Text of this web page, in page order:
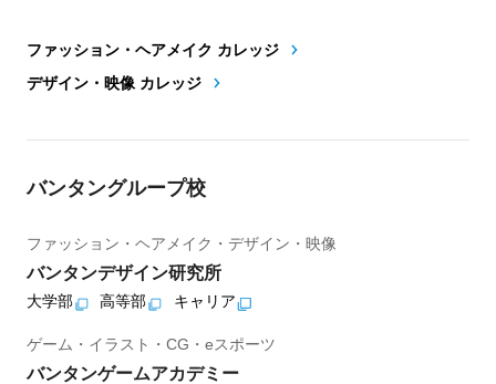
ファッション・ヘアメイク カレッジ
デザイン・映像 カレッジ
バンタングループ校
ファッション・ヘアメイク・デザイン・映像
バンタンデザイン研究所
大学部 高等部 キャリア
ゲーム・イラスト・CG・eスポーツ
バンタンゲームアカデミー